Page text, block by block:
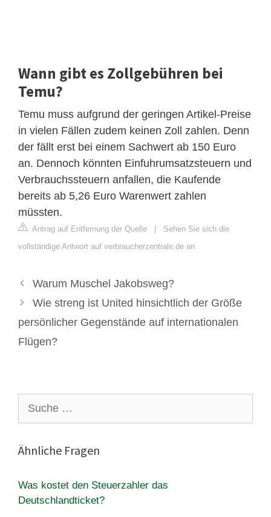
Wann gibt es Zollgebühren bei
Temu?
Temu muss aufgrund der geringen Artikel-Preise
in vielen Fällen zudem keinen Zoll zahlen. Denn
der fällt erst bei einem Sachwert ab 150 Euro
an. Dennoch könnten Einfuhrumsatzsteuern und
Verbrauchssteuern anfallen, die Kaufende
bereits ab 5,26 Euro Warenwert zahlen
müssten.
Antrag auf Entfernung der Quelle | Sehen Sie sich die
vollständige Antwort auf verbraucherzentrale.de an
Warum Muschel Jakobsweg?
Wie streng ist United hinsichtlich der Größe
persönlicher Gegenstände auf internationalen
Flügen?
nach:
Ähnliche Fragen
Was kostet den Steuerzahler das
Deutschlandticket?